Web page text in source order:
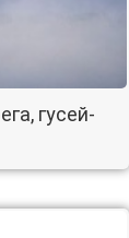
гусей-